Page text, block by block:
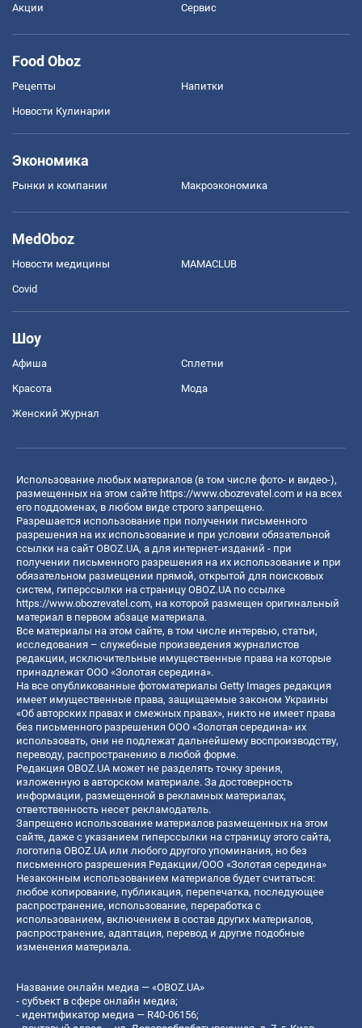
Акции Сервис
Food Oboz
Рецепты Напитки
Новости Кулинарии
Экономика
Рынки и компании Mакроэкономика
MedOboz
Новости медицины MAMACLUB
Covid
Шоу
Афиша Сплетни
Красота Мода
Женский Журнал
Использование любых материалов (в том числе фото- и видео-),
размещенных на этом сайте https://www.obozrevatel.com и на всех
его поддоменах, в любом виде строго запрещено.
Разрешается использование при получении письменного
разрешения на их использование и при условии обязательной
ссылки на сайт OBOZ.UA, а для интернет-изданий - при
получении письменного разрешения на их использование и при
обязательном размещении прямой, открытой для поисковых
систем, гиперссылки на страницу OBOZ.UA по ссылке
https://www.obozrevatel.com, на которой размещен оригинальный
материал в первом абзаце материала.
Все материалы на этом сайте, в том числе интервью, статьи,
исследования – служебные произведения журналистов
редакции, исключительные имущественные права на которые
принадлежат ООО «Золотая середина».
На все опубликованные фотоматериалы Getty Images редакция
имеет имущественные права, защищаемые законом Украины
«Об авторских правах и смежных правах», никто не имеет права
без письменного разрешения ООО «Золотая середина» их
использовать, они не подлежат дальнейшему воспроизводству,
переводу, распространению в любой форме.
Редакция OBOZ.UA может не разделять точку зрения,
изложенную в авторском материале. За достоверность
информации, размещенной в рекламных материалах,
ответственность несет рекламодатель.
Запрещено использование материалов размещенных на этом
сайте, даже с указанием гиперссылки на страницу этого сайта,
логотипа OBOZ.UA или любого другого упоминания, но без
письменного разрешения Редакции/ООО «Золотая середина»
Незаконным использованием материалов будет считаться:
любое копирование, публикация, перепечатка, последующее
распространение, использование, переработка с
использованием, включением в состав других материалов,
распространение, адаптация, перевод и другие подобные
изменения материала.
Название онлайн медиа — «OBOZ.UA»
- субъект в сфере онлайн медиа;
- идентификатор медиа — R40-06156;